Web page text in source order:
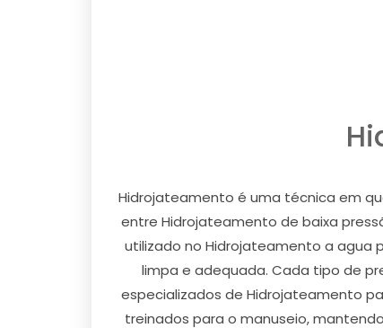
Hidrojateamento é uma técnica em
entre Hidrojateamento de baixa
utilizado no Hidrojateamento a agua
limpa e adequada. Cada tipo de
especializados de Hidrojateamento
treinados para o manuseio,